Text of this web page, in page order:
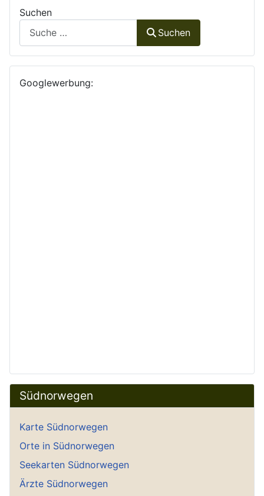
Südnorwegen
Karte Südnorwegen
Orte in Südnorwegen
Seekarten Südnorwegen
Ärzte Südnorwegen
Suchen
Suchen
Googlewerbung: